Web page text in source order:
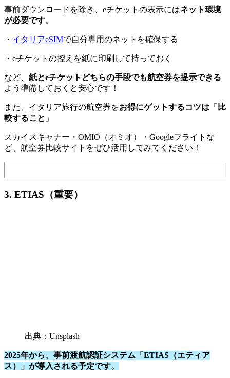
事前ダウンロードを除き、eチケットの表示にはネット環境
が必要です。
・ イタリアeSIMで自分専用のネットを確保する
・eチケットの控えを紙に印刷して持っておく
など、 紙とeチケットどちらの手段でも航空券を提示できる
よう準備しておくと安心です！
また、イタリア旅行の航空券をお得にゲットするコツは 「 比
較すること 」
スカイスキャナー・OMIO（オミオ）・Googleフライトな
ど、航空券比較サイトをぜひ活用してみてください！
3. ETIAS（重要）
出典：Unsplash
2025年から、事前渡航認証システム「ETIAS（エティア
ス）」が導入される予定です。